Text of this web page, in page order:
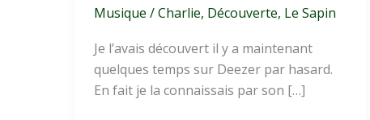
Musique /Charlie, Découverte, Le Sapin
Je l’avais découvert il y a maintenant
quelques temps sur Deezer par hasard.
En fait je la connaissais par son […]